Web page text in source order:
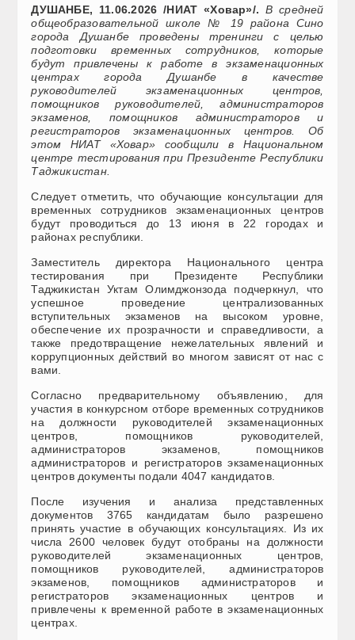
ДУШАНБЕ, 11.06.2026 /НИАТ «Ховар»/. В средней
общеобразовательной школе № 19 района Сино
города Душанбе проведены тренинги с целью
подготовки временных сотрудников, которые
будут привлечены к работе в экзаменационных
центрах города Душанбе в качестве
руководителей экзаменационных центров,
помощников руководителей, администраторов
экзаменов, помощников администраторов и
регистраторов экзаменационных центров. Об
этом НИАТ «Ховар» сообщили в Национальном
центре тестирования при Президенте Республики
Таджикистан.
Следует отметить, что обучающие консультации для
временных сотрудников экзаменационных центров
будут проводиться до 13 июня в 22 городах и
районах республики.
Заместитель директора Национального центра
тестирования при Президенте Республики
Таджикистан Уктам Олимджонзода подчеркнул, что
успешное проведение централизованных
вступительных экзаменов на высоком уровне,
обеспечение их прозрачности и справедливости, а
также предотвращение нежелательных явлений и
коррупционных действий во многом зависят от нас с
вами.
Согласно предварительному объявлению, для
участия в конкурсном отборе временных сотрудников
на должности руководителей экзаменационных
центров, помощников руководителей,
администраторов экзаменов, помощников
администраторов и регистраторов экзаменационных
центров документы подали 4047 кандидатов.
После изучения и анализа представленных
документов 3765 кандидатам было разрешено
принять участие в обучающих консультациях. Из их
числа 2600 человек будут отобраны на должности
руководителей экзаменационных центров,
помощников руководителей, администраторов
экзаменов, помощников администраторов и
регистраторов экзаменационных центров и
привлечены к временной работе в экзаменационных
центрах.